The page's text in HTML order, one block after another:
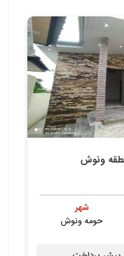
ونوش
شهر
حومه ونوش